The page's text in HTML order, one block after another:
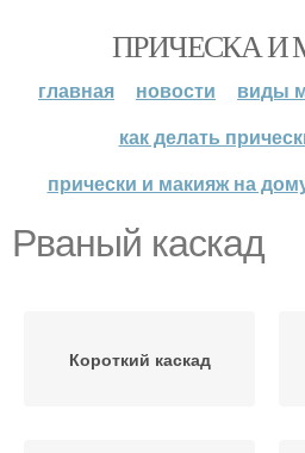
ПРИЧЕСКА
главная новости
виды
как делать
прически и макияж на
Рваный каскад
Короткий каскад